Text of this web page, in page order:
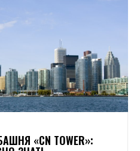
«CN TOWER»: